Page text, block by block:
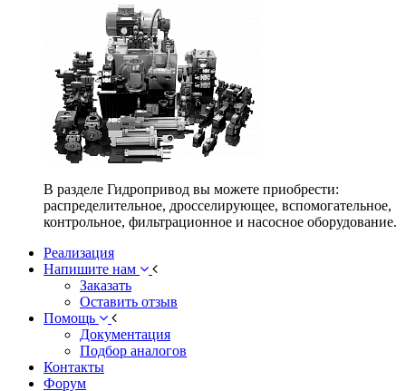
В разделе Гидропривод вы можете приобрести:
распределительное, дросселирующее, вспомогательное,
контрольное, фильтрационное и насосное оборудование.
Реализация
Напишите нам
Заказать
Оставить отзыв
Помощь
Документация
Подбор аналогов
Контакты
Форум